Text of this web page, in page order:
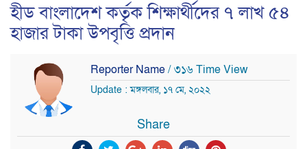
হীড বাংলাদেশ কর্তৃক শিক্ষার্থীদের ৭ লাখ ৫৪
হাজার টাকা উপবৃত্তি প্রদান
Reporter Name/ ৩১৬ Time View
Update : মঙ্গলবার, ১৭ মে, ২০২২
Share